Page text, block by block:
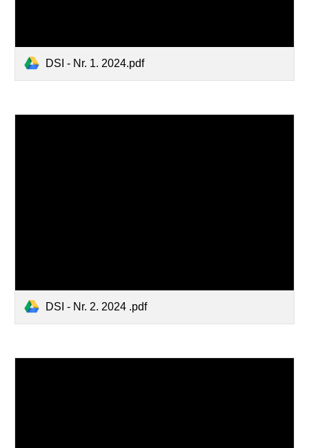
DSI - Nr. 1. 2024.pdf
DSI - Nr. 2. 2024 .pdf